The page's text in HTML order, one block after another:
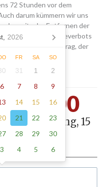
72 Stunden vor dem
darum kümmern wir uns
das zeitnahe Entfernen der
eines Halteverbots
für den Antrag, der
Pauschale für den
der Schilder
195.00
Anordnung, 15
2026
FR SA SO
31 1
2
6 7 8
9
14 15
16
21 22
23
28 29
30
3 4 5 6